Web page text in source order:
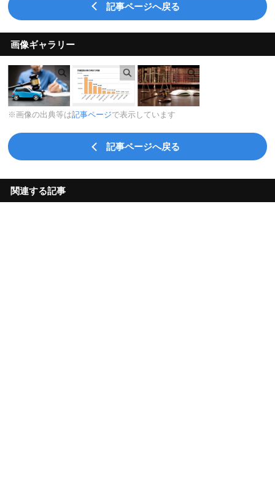
記事ページへ戻る
画像ギャラリー
※画像の出典等は記事ページで表示しています
記事ページへ戻る
関連する記事